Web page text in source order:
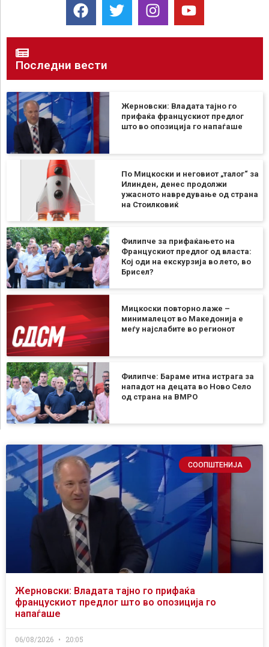
Последни вести
Жерновски: Владата тајно го
прифаќа францускиот предлог
што во опозиција го напаѓаше
По Мицкоски и неговиот „талог“ за
Илинден, денес продолжи
ужасното навредување од страна
на Стоилковиќ
Филипче за прифаќањето на
Францускиот предлог од власта:
Кој оди на екскурзија во лето, во
Брисел?
Мицкоски повторно лаже –
минималецот во Македонија е
меѓу најслабите во регионот
Филипче: Бараме итна истрага за
нападот на децата во Ново Село
од страна на ВМРО
СООПШТЕНИЈА
Жерновски: Владата тајно го прифаќа
францускиот предлог што во опозиција го
напаѓаше
06/08/2026 20:05